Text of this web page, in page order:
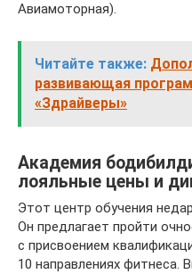
Авиамоторная).
Читайте также:
развивающая
«Здрайверы»
Академия
лояльные цены и
Этот центр обучения
Он предлагает пройти
с присвоением
10 направлениях фитнеса.